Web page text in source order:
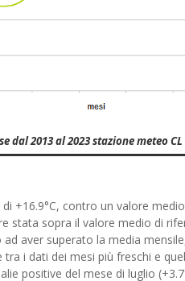
dal 2013 al 2023 stazione meteo
+16.9°C, contro un valore
stata sopra il valore medio di
ad aver superato la media
i dati dei mesi più freschi e
positive del mese di luglio